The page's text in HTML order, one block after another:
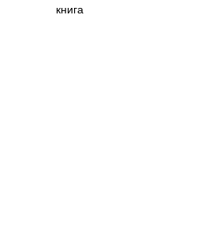
книга